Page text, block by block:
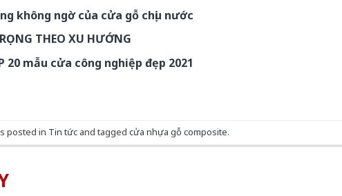
không ngờ của cửa gỗ chịu nước
THEO XU HƯỚNG
20 mẫu cửa công nghiệp đẹp 2021
posted in Tin tức and tagged cửa nhựa gỗ composite.